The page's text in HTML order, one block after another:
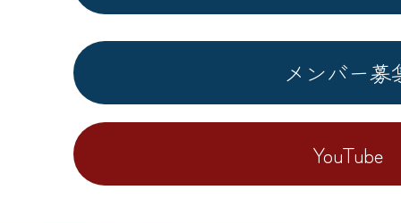
メンバー募
YouTube